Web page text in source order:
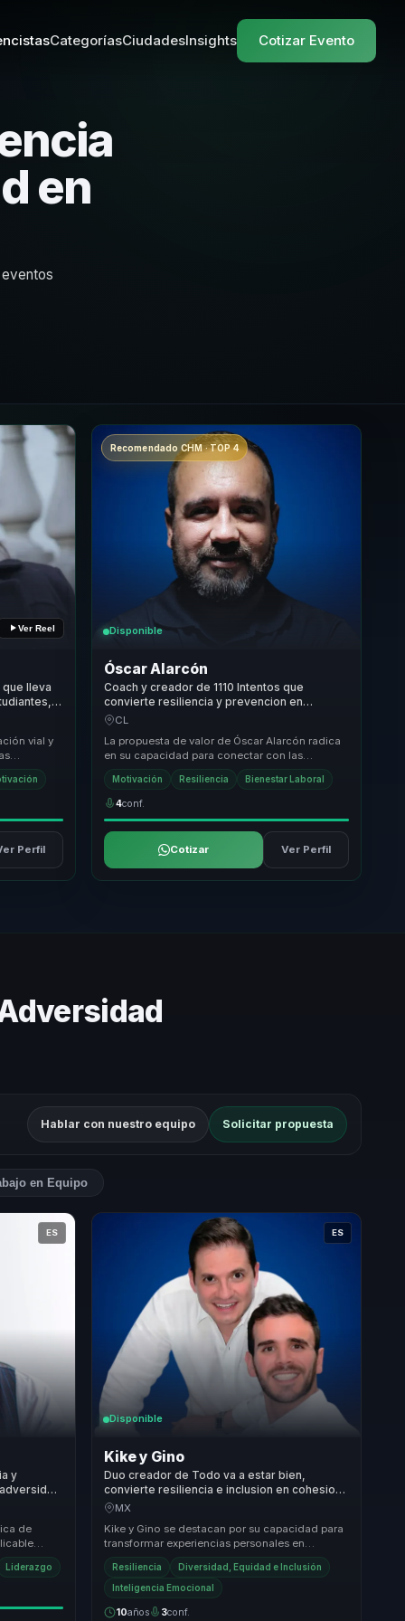
CategoríasCiudadesInsights Cotizar Evento
en
Ver Reel
lleva
vial y
de sus
Perfil
Recomendado CHM · TOP 4
Disponible
Óscar Alarcón
Coach y creador de 1110 Intentos que
convierte resiliencia y prevencion en
bienestar para jovenes, lideres y equipos de
CL
La propuesta de valor de Óscar Alarcón radica
en su capacidad para conectar con las
audiencias a través de su experiencia personal
y su e...
Motivación Resiliencia Bienestar Laboral
4conf.
Cotizar Ver Perfil
Hablar con nuestro equipo Solicitar propuesta
en Equipo
ES
y
de
humano,
Liderazgo
ES
Disponible
Kike y Gino
Duo creador de Todo va a estar bien,
convierte resiliencia e inclusion en cohesion
para lideres y equipos que enfrentan crisis.
MX
Kike y Gino se destacan por su capacidad para
transformar experiencias personales en
lecciones universales que resuenan con
cualquier aud...
Resiliencia Diversidad, Equidad e Inclusión
Inteligencia Emocional
10años 3conf.